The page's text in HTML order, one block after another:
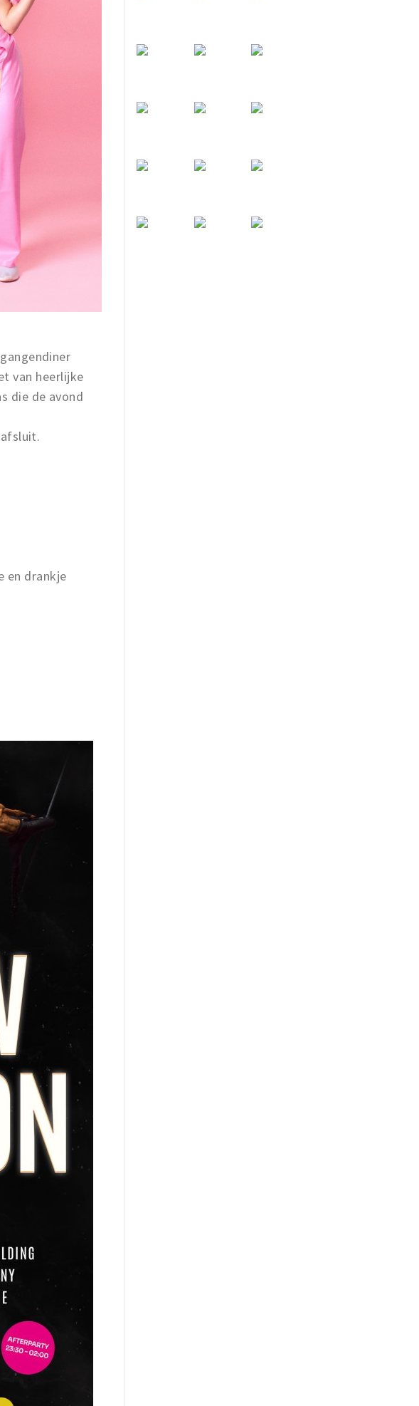
van heerlijke
die de avond
en drankje